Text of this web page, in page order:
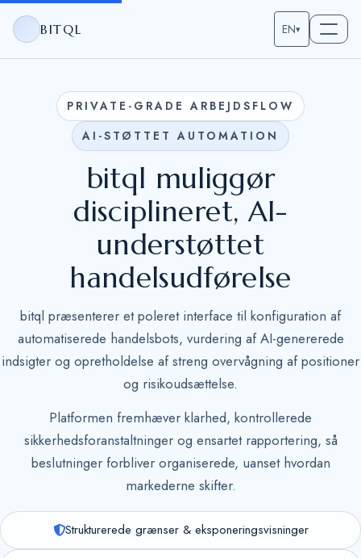
BITQL EN▾
PRIVATE-GRADE ARBEJDSFLOW
AI-STØTTET AUTOMATION
bitql muliggør
disciplineret, AI-
understøttet
handelsudførelse
bitql præsenterer et poleret interface til konfiguration af
automatiserede handelsbots, vurdering af AI-genererede
indsigter og opretholdelse af streng overvågning af positioner
og risikoudsættelse.
Platformen fremhæver klarhed, kontrollerede
sikkerhedsforanstaltninger og ensartet rapportering, så
beslutninger forbliver organiserede, uanset hvordan
markederne skifter.
Strukturerede grænser & eksponeringsvisninger